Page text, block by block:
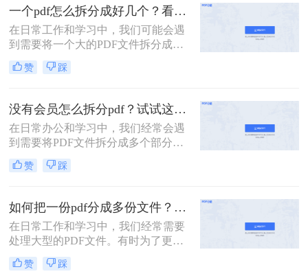
一个pdf怎么拆分成好几个？看看下面的二种方法！
在日常工作和学习中，我们可能会遇
到需要将一个大的PDF文件拆分成多
个较小文件的情况。例如，为了便于
共享、减少文件大小或是针对特定页
常有用的。那么一个pdf怎么拆分成好
几个呢？本文将详细介绍两种常见的
PDF拆分方法。
赞 踩
没有会员怎么拆分pdf？试试这二种拆分方法！
在日常办公和学习中，我们经常会遇
到需要将PDF文件拆分成多个部分的
情况。然而，许多PDF处理工具都需
要会员权限才能使用拆分功能。那么
两种无需会员权限即可拆分PDF的方
法，帮助您轻松应对这一需求。
赞 踩
如何把一份pdf分成多份文件？这3种拆分小妙招了解下！
在日常工作和学习中，我们经常需要
处理大型的PDF文件。有时为了更便
于查阅或分享，我们可能需要将这些
文件拆分成多个小部分。那么如何把
赞 踩